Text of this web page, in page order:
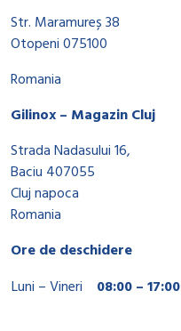
Str. Maramureș 38
Otopeni 075100
Romania
Gilinox – Magazin Cluj
Strada Nadasului 16,
Baciu 407055
Cluj napoca
Romania
Ore de deschidere
Luni – Vineri
08:00 – 17:00